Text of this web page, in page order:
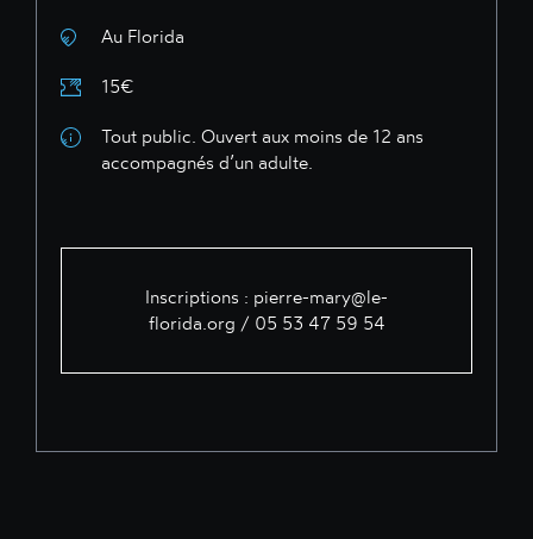
Au Florida
15€
Tout public. Ouvert aux moins de 12 ans
accompagnés d’un adulte.
Inscriptions : pierre-mary@le-
florida.org / 05 53 47 59 54